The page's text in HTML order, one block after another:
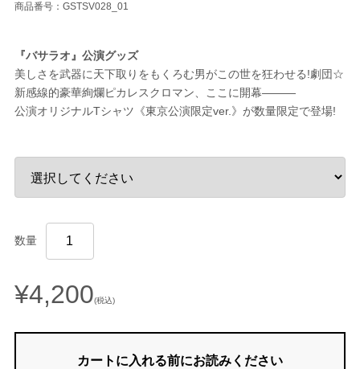
商品番号：GSTSV028_01
『バサラオ』公演グッズ
美しさを武器に天下取りをもくろむ男がこの世を狂わせる!劇団☆
新感線的豪華絢爛ピカレスクロマン、ここに開幕―――
公演オリジナルTシャツ《東京公演限定ver.》が数量限定で登場!
数量
¥4,200(税込)
カートに入れる前にお読みください